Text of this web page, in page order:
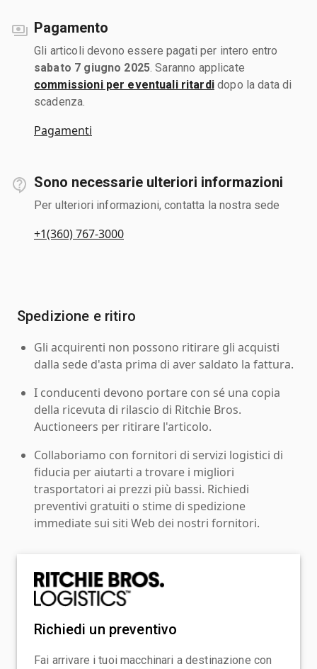
Pagamento
Gli articoli devono essere pagati per intero entro
sabato 7 giugno 2025 . Saranno applicate
commissioni per eventuali ritardidopo la data di
scadenza.
Pagamenti
Sono necessarie ulteriori informazioni
Per ulteriori informazioni, contatta la nostra sede
+1(360) 767-3000
Spedizione e ritiro
Gli acquirenti non possono ritirare gli acquisti
dalla sede d'asta prima di aver saldato la fattura.
I conducenti devono portare con sé una copia
della ricevuta di rilascio di Ritchie Bros.
Auctioneers per ritirare l'articolo.
Collaboriamo con fornitori di servizi logistici di
fiducia per aiutarti a trovare i migliori
trasportatori ai prezzi più bassi. Richiedi
preventivi gratuiti o stime di spedizione
immediate sui siti Web dei nostri fornitori.
Richiedi un preventivo
Fai arrivare i tuoi macchinari a destinazione con